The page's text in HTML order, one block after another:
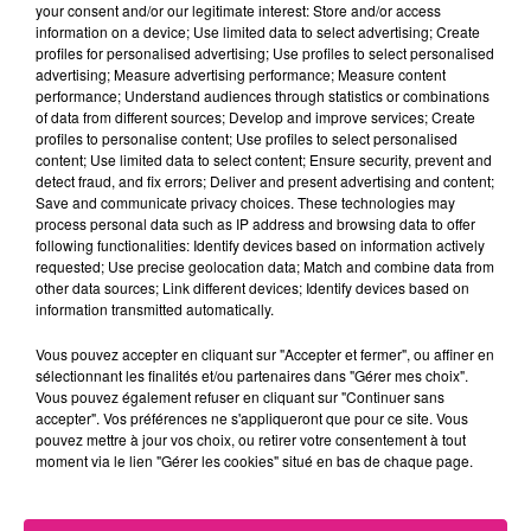
décoration sera remis par la Ville à tous les
participants.
- Les vitrines devront être décorées pendant
toute la durée du village italien BellissiMetz,
du 23 au 27 avril 2025.
- Formulaire d’inscription disponible sur le
site de la Ville de Metz :metz.fr - Concours de
vitrines « à l'italienne »!
Les 3 vitrines gagnantes seront annoncées
lors de l’inauguration du village italien
BellissiMetz le 23 avril 2025. Descadeaux
seront remis aux gagnants : panier
your consent and/or our legitimate interest: Store and/or access
information on a device; Use limited data to select advertising; Create
profiles for personalised advertising; Use profiles to select personalised
advertising; Measure advertising performance; Measure content
performance; Understand audiences through statistics or combinations
of data from different sources; Develop and improve services; Create
profiles to personalise content; Use profiles to select personalised
content; Use limited data to select content; Ensure security, prevent and
detect fraud, and fix errors; Deliver and present advertising and content;
Save and communicate privacy choices. These technologies may
process personal data such as IP address and browsing data to offer
following functionalities: Identify devices based on information actively
requested; Use precise geolocation data; Match and combine data from
other data sources; Link different devices; Identify devices based on
information transmitted automatically.
Vous pouvez accepter en cliquant sur "Accepter et fermer", ou affiner en
sélectionnant les finalités et/ou partenaires dans "Gérer mes choix".
Vous pouvez également refuser en cliquant sur "Continuer sans
accepter". Vos préférences ne s'appliqueront que pour ce site. Vous
pouvez mettre à jour vos choix, ou retirer votre consentement à tout
moment via le lien "Gérer les cookies" situé en bas de chaque page.